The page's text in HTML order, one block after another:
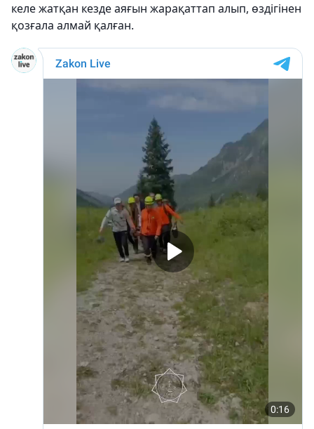
келе жатқан кезде аяғын жарақаттап алып, өздігінен
қозғала алмай қалған.